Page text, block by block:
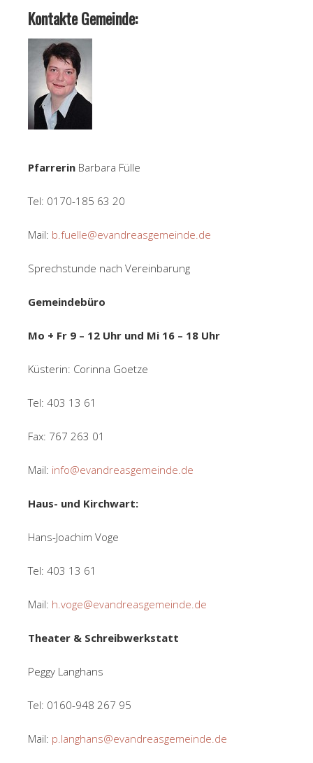
Kontakte Gemeinde:
Pfarrerin Barbara Fülle
Tel: 0170-185 63 20
Mail: b.fuelle@evandreasgemeinde.de
Sprechstunde nach Vereinbarung
Gemeindebüro
Mo + Fr 9 – 12 Uhr und Mi 16 – 18 Uhr
Küsterin: Corinna Goetze
Tel: 403 13 61
Fax: 767 263 01
Mail: info@evandreasgemeinde.de
Haus- und Kirchwart:
Hans-Joachim Voge
Tel: 403 13 61
Mail: h.voge@evandreasgemeinde.de
Theater & Schreibwerkstatt
Peggy Langhans
Tel: 0160-948 267 95
Mail: p.langhans@evandreasgemeinde.de